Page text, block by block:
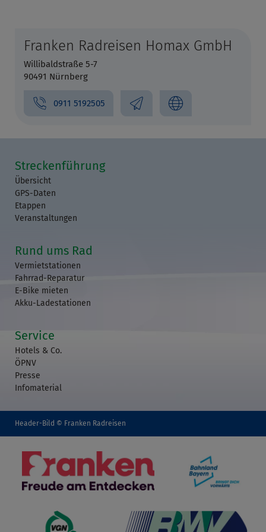
Franken Radreisen Homax GmbH
Willibaldstraße 5-7
90491 Nürnberg
0911 5192505
Streckenführung
Übersicht
GPS-Daten
Etappen
Veranstaltungen
Rund ums Rad
Vermietstationen
Fahrrad-Reparatur
E-Bike mieten
Akku-Ladestationen
Service
Hotels & Co.
ÖPNV
Presse
Infomaterial
Header-Bild © Franken Radreisen